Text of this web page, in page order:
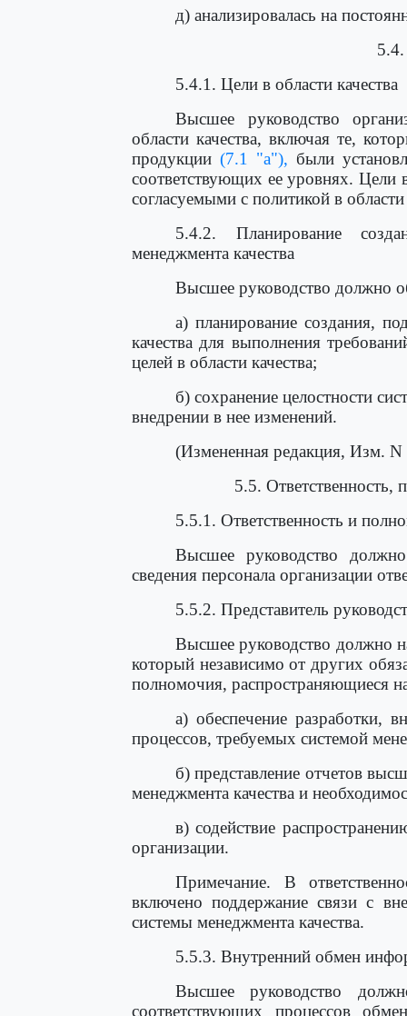
д) анализировалась на
5.4.1. Цели в области качества
Высшее руководство
области качества, включая те,
продукции (7.1 "а"), были
соответствующих ее уровнях.
согласуемыми с политикой в области
5.4.2. Планирование
менеджмента качества
Высшее руководство должно
а) планирование создания,
качества для выполнения
целей в области качества;
б) сохранение целостности
внедрении в нее изменений.
(Измененная редакция, Изм. N
5.5.
5.5.1. Ответственность и
Высшее руководство
сведения персонала организации
5.5.2. Представитель
Высшее руководство должно
который независимо от других
полномочия, распространяющиеся
а) обеспечение разработки,
процессов, требуемых системой
б) представление отчетов
менеджмента качества и
в) содействие
организации.
Примечание. В
включено поддержание связи с
системы менеджмента качества.
5.5.3. Внутренний обмен
Высшее руководство
соответствующих процессов